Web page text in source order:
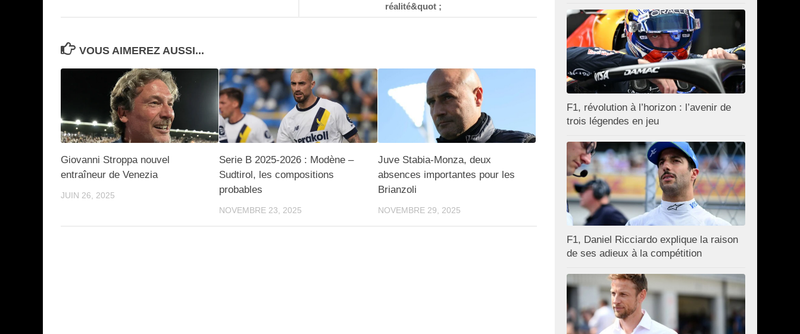
réalité&quot ;
VOUS AIMEREZ AUSSI...
Giovanni Stroppa nouvel
entraîneur de Venezia
JUIN 26, 2025
Serie B 2025-2026 : Modène –
Sudtirol, les compositions
probables
NOVEMBRE 23, 2025
Juve Stabia-Monza, deux
absences importantes pour les
Brianzoli
NOVEMBRE 29, 2025
F1, révolution à l’horizon : l’avenir de
trois légendes en jeu
F1, Daniel Ricciardo explique la raison
de ses adieux à la compétition